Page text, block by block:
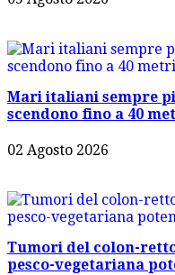
Mari italiani sempre
scendono fino a 40
02 Agosto 2026
Tumori del colon-
pesco-vegetariana